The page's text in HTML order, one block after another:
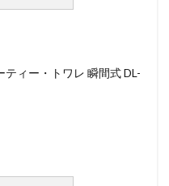
ィー・トワレ 瞬間式 DL-